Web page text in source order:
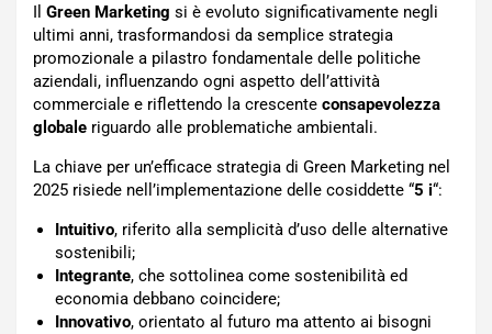
Green Marketing si è evoluto significativamente negli
ultimi anni, trasformandosi da semplice strategia
promozionale a pilastro fondamentale delle politiche
aziendali, influenzando ogni aspetto dell’attività
commerciale e riflettendo la crescente consapevolezza
globale riguardo alle problematiche ambientali.
La chiave per un’efficace strategia di Green Marketing nel
2025 risiede nell’implementazione delle cosiddette “5 i“:
Intuitivo, riferito alla semplicità d’uso delle alternative
sostenibili;
Integrante, che sottolinea come sostenibilità ed
economia debbano coincidere;
Innovativo, orientato al futuro ma attento ai bisogni